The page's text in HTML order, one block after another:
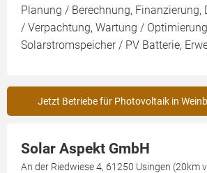
Planung / Berechnung, Finanzierung,
/ Verpachtung, Wartung /
Solarstromspeicher / PV Batterie,
Jetzt Betriebe für Photovoltaik in
Solar Aspekt GmbH
An der Riedwiese 4, 61250 Usingen (20km